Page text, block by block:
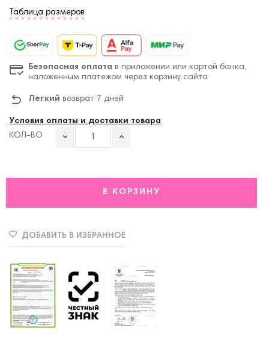
Таблица размеров
Безопасная оплата в приложении или картой банка,
наложенным платежом через корзину сайта
Легкий возврат 7 дней
Условия оплаты и доставки товара
КОЛ-ВО
В КОРЗИНУ
ДОБАВИТЬ В ИЗБРАННОЕ